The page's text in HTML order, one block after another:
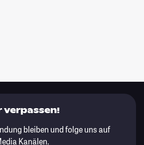
verpassen!
bleiben und folge uns auf
Kanälen.